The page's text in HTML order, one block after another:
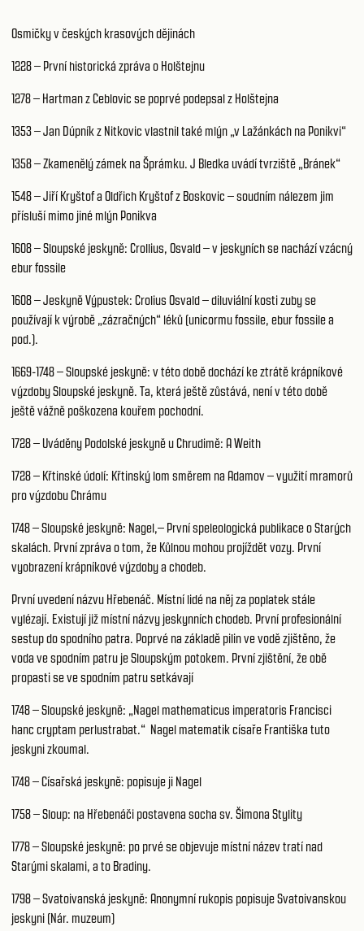
Osmičky v českých krasových dějinách
1228 – První historická zpráva o Holštejnu
1278 – Hartman z Ceblovic se poprvé podepsal z Holštejna
1353 – Jan Dúpník z Nitkovic vlastnil také mlýn „v Lažánkách na Ponikvi“
1358 – Zkamenělý zámek na Šprámku. J Bledka uvádí tvrziště „Bránek“
1548 – Jiří Kryštof a Oldřich Kryštof z Boskovic – soudním nálezem jim
přísluší mimo jiné mlýn Ponikva
1608 – Sloupské jeskyně: Crollius, Osvald – v jeskyních se nachází vzácný
ebur fossile
1608 – Jeskyně Výpustek: Crolius Osvald – diluviální kosti zuby se
používají k výrobě „zázračných“ léků (unicormu fossile, ebur fossile a
pod.).
1669-1748 – Sloupské jeskyně: v této době dochází ke ztrátě krápníkové
výzdoby Sloupské jeskyně. Ta, která ještě zůstává, není v této době
ještě vážně poškozena kouřem pochodní.
1728 – Uváděny Podolské jeskyně u Chrudimě: A Weith
1728 – Křtinské údolí: Křtinský lom směrem na Adamov – využití mramorů
pro výzdobu Chrámu
1748 – Sloupské jeskyně: Nagel,– První speleologická publikace o Starých
skalách. První zpráva o tom, že Kůlnou mohou projíždět vozy. První
vyobrazení krápníkové výzdoby a chodeb.
První uvedení názvu Hřebenáč. Místní lidé na něj za poplatek stále
vylézají. Existují již místní názvy jeskynních chodeb. První profesionální
sestup do spodního patra. Poprvé na základě pilin ve vodě zjištěno, že
voda ve spodním patru je Sloupským potokem. První zjištění, že obě
propasti se ve spodním patru setkávají
1748 – Sloupské jeskyně: „Nagel mathematicus imperatoris Francisci
hanc cryptam perlustrabat.“ Nagel matematik císaře Františka tuto
jeskyni zkoumal.
1748 – Císařská jeskyně: popisuje ji Nagel
1758 – Sloup: na Hřebenáči postavena socha sv. Šimona Stylity
1778 – Sloupské jeskyně: po prvé se objevuje místní název tratí nad
Starými skalami, a to Bradiny.
1798 – Svatoivanská jeskyně: Anonymní rukopis popisuje Svatoivanskou
jeskyni (Nár. muzeum)